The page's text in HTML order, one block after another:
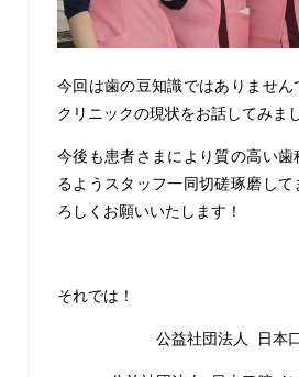
今回は歯の豆知識ではありませ
クリニックの現状をお話してみまし
今後も患者さまにより質の高い歯
るようスタッフ一同切磋琢磨して
ろしくお願いいたします！
それでは！
公益社団法人 日本